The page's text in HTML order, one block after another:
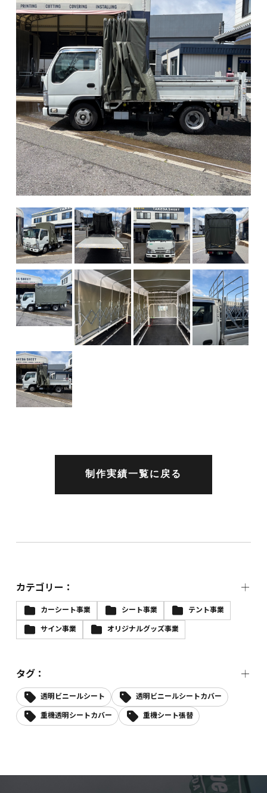
制作実績一覧に戻る
カテゴリー：
カーシート事業 シート事業
テント事業
サイン事業
オリジナルグッズ事業
タグ：
透明ビニールシート
透明ビニールシートカバー
重機透明シートカバー
重機シート張替